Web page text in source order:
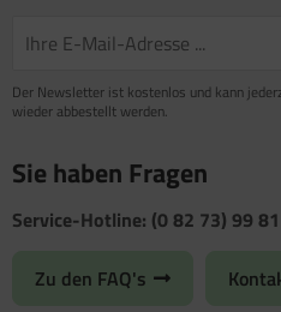
Der Newsletter ist kostenlos und kann
wieder abbestellt werden.
Sie haben Fragen
Service-Hotline: (0 82 73) 99
Zu den FAQ's